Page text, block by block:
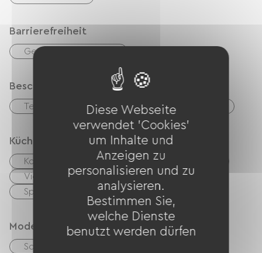
Barrierefreiheit
Geeigneter Parkplatz
Beschreibung
Terrasse Wohnzimmer / Aufenthaltsraum
Küche
Kochnische Cuisinière
Vier
Hotte strebt
Kühlschrank
Spülmaschine
Congélateur
Modes de paiement
Schecks
Diese Webseite
verwendet 'Cookies'
um Inhalte und
Anzeigen zu
personalisieren und zu
analysieren.
Bestimmen Sie,
welche Dienste
benutzt werden dürfen